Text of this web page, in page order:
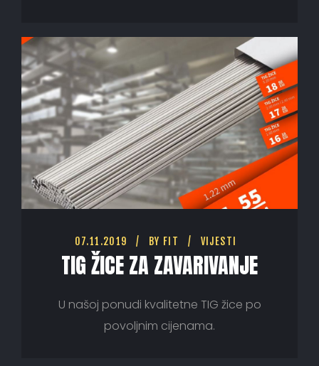
07.11.2019 BY FIT VIJESTI
TIG ŽICE ZA ZAVARIVANJE
U našoj ponudi kvalitetne TIG žice po
povoljnim cijenama.